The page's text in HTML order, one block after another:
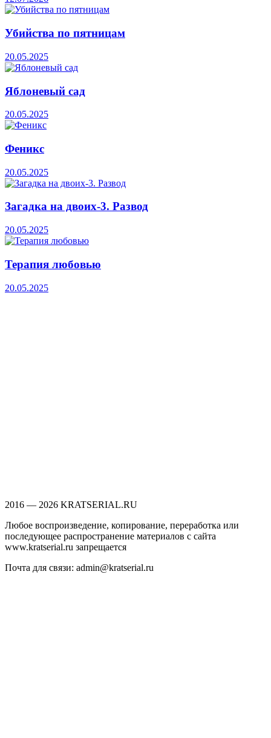
Убийства по пятницам
20.05.2025
Яблоневый сад
20.05.2025
Феникс
20.05.2025
Загадка на двоих-3. Развод
20.05.2025
Терапия любовью
20.05.2025
2016 — 2026 KRATSERIAL.RU
Любое воспроизведение, копирование, переработка или
последующее распространение материалов с сайта
www.kratserial.ru запрещается
Почта для связи: admin@kratserial.ru